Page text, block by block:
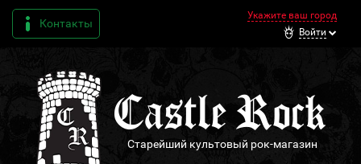
Контакты
Укажите ваш город
Войти
Старейший культовый рок-магазин